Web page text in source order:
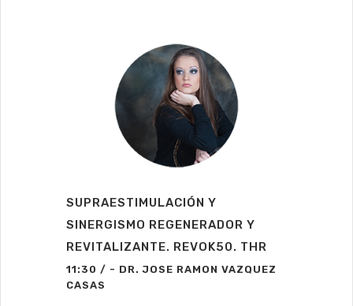
SUPRAESTIMULACIÓN Y
SINERGISMO REGENERADOR Y
REVITALIZANTE. REVOK50. THR
11:30 / - DR. JOSE RAMON VAZQUEZ
CASAS